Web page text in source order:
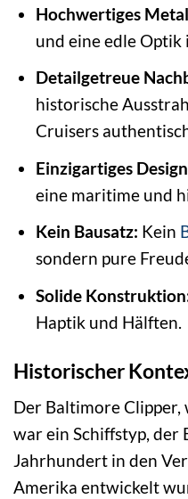
Hochwertiges
und eine edle
Detailgetreue
historische
Cruisers
Einzigartiges
eine maritime und
Kein Bausatz: Kein
sondern pure
Solide
Haptik und Hälften.
Historischer
Der Baltimore
war ein Schiffstyp, der
Jahrhundert in den
Amerika entwickelt